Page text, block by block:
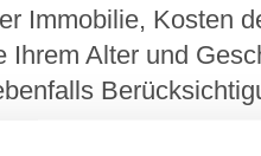
Immobilie, Kosten
Ihrem Alter und